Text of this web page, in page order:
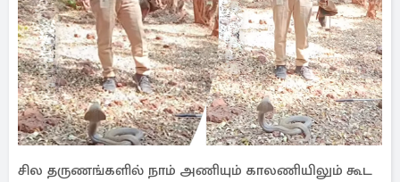
சில தருணங்களில் நாம் அணியும் காலணியிலும் கூட